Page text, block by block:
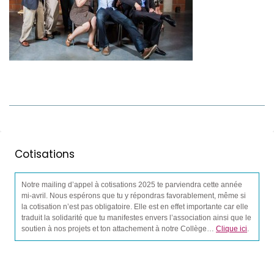
Cotisations
Notre mailing d’appel à cotisations 2025 te parviendra cette année
mi-avril. Nous espérons que tu y répondras favorablement, même si
la cotisation n’est pas obligatoire. Elle est en effet importante car elle
traduit la solidarité que tu manifestes envers l’association ainsi que le
soutien à nos projets et ton attachement à notre Collège… Clique ici.